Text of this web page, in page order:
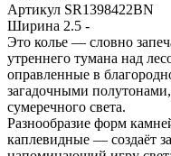
Артикул SR1398422BN
Ширина 2.5 -
Это колье — словно
утреннего тумана над
оправленные в
загадочными полутонами,
сумеречного света.
Разнообразие форм
каплевидные — создаёт